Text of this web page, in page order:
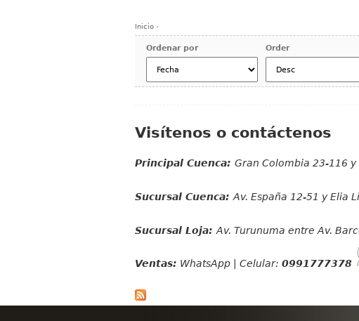
Se encuentra usted aquí
Inicio ›
Ordenar por Order
Visítenos o contáctenos
Principal Cuenca: Gran Colombia 23-116 y
Sucursal Cuenca: Av. España 12-51 y Elia
Sucursal Loja: Av. Turunuma entre Av.
Ventas: WhatsApp | Celular: 0991777378